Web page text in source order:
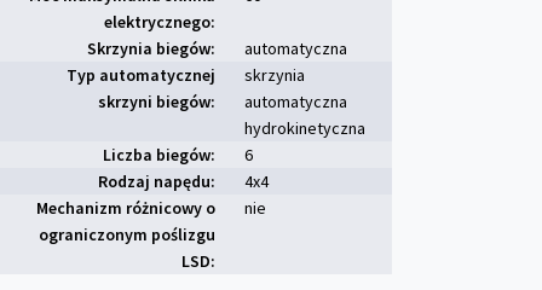
elektrycznego:
Skrzynia biegów:
automatyczna
Typ automatycznej
skrzyni biegów:
skrzynia
automatyczna
hydrokinetyczna
Liczba biegów:
6
Rodzaj napędu:
4x4
Mechanizm różnicowy o
ograniczonym poślizgu
LSD:
nie